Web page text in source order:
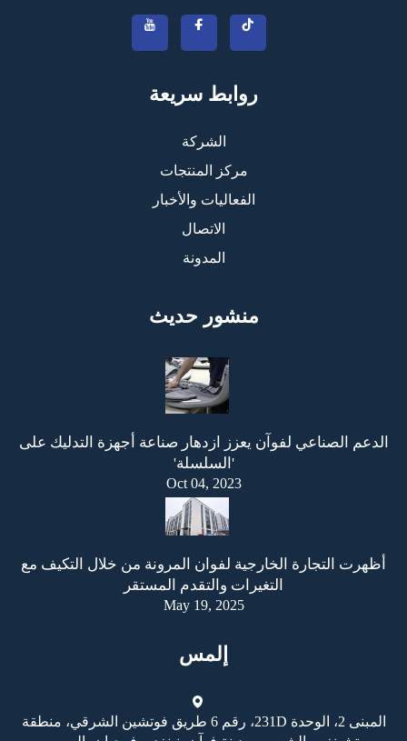
روابط سريعة
الشركة
مركز المنتجات
الفعاليات والأخبار
الاتصال
المدونة
منشور حديث
الدعم الصناعي لفوآن يعزز ازدهار صناعة أجهزة التدليك على
'السلسلة'
Oct 04, 2023
أظهرت التجارة الخارجية لفوان المرونة من خلال التكيف مع
التغيرات والتقدم المستقر
May 19, 2025
إلمس
المبنى 2، الوحدة 231D، رقم 6 طريق فوتشين الشرقي، منطقة